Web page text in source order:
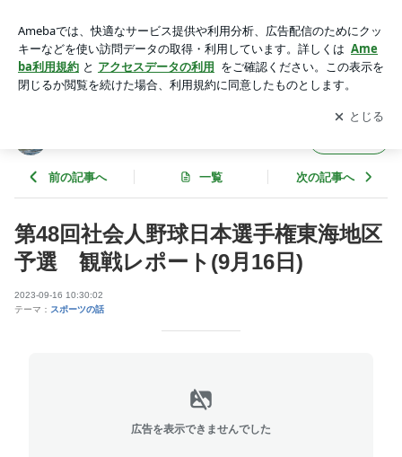
16日) | 青い衝撃のブログ
アプリをダウンロードして ブログの更新通知
を受け取りまし
ょう。
開く
前の記事へ 一覧 次の記事へ
第48回社会人野球日本選手権東海地区
予選 観戦レポート(9月16日)
2023-09-16 10:30:02
テーマ： スポーツの話
広告を表示できませんでした